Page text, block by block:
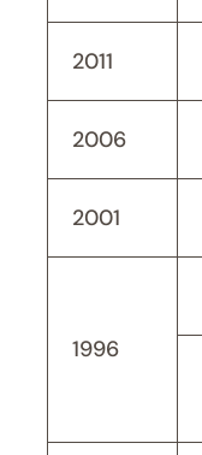
2011
2006
2001
1996